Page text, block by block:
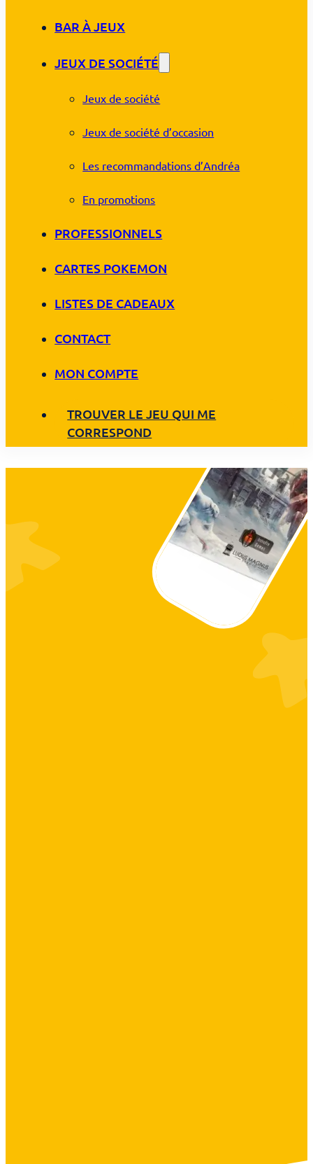
BAR À JEUX
JEUX DE SOCIÉTÉ
Jeux de société
Jeux de société d’occasion
Les recommandations d’Andréa
En promotions
PROFESSIONNELS
CARTES POKEMON
LISTES DE CADEAUX
CONTACT
MON COMPTE
TROUVER LE JEU QUI ME
CORRESPOND